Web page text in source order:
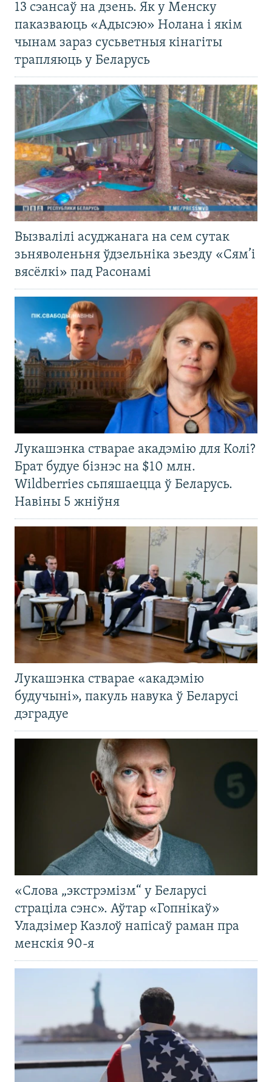
13 сэансаў на дзень. Як у Менску
паказваюць «Адысэю» Нолана і якім
чынам зараз сусьветныя кінагіты
трапляюць у Беларусь
Вызвалілі асуджанага на сем сутак
зьняволеньня ўдзельніка зьезду «Сям’і
вясёлкі» пад Расонамі
Лукашэнка стварае акадэмію для Колі?
Брат будуе бізнэс на $10 млн.
Wildberries сьпяшаецца ў Беларусь.
Навіны 5 жніўня
Лукашэнка стварае «акадэмію
будучыні», пакуль навука ў Беларусі
дэградуе
«Слова „экстрэмізм“ у Беларусі
страціла сэнс». Аўтар «Гопнікаў»
Уладзімер Казлоў напісаў раман пра
менскія 90-я